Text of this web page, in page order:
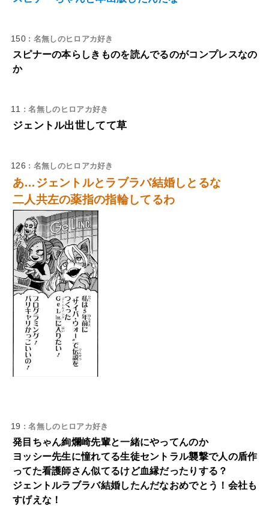
150 : 名無しのヒロアカ好き
スピナーの本らしきものを読んでるのがコンプレスなの
か
11 : 名無しのヒロアカ好き
ジェントル出世してて草
126 : 名無しのヒロアカ好き
あ…ジェントルとラブラバ結婚しとるな
二人共左の薬指の指輪してるわ
19 : 名無しのヒロアカ好き
発目ちゃん絢爛崎先輩と一緒にやってんのか
ヨッシー先生に憧れてる生徒セントラル襲撃で人の盾作
ってた看護師さん似てるけど血縁だったりする？
ジェントルラブラバ結婚したんだなおめでとう！会社も
すげえな！